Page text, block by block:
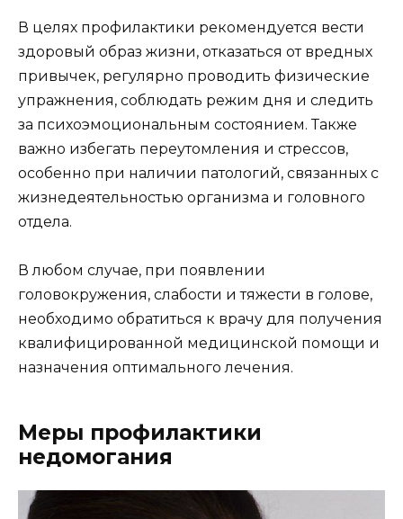
В целях профилактики рекомендуется вести
здоровый образ жизни, отказаться от вредных
привычек, регулярно проводить физические
упражнения, соблюдать режим дня и следить
за психоэмоциональным состоянием. Также
важно избегать переутомления и стрессов,
особенно при наличии патологий, связанных с
жизнедеятельностью организма и головного
отдела.
В любом случае, при появлении
головокружения, слабости и тяжести в голове,
необходимо обратиться к врачу для получения
квалифицированной медицинской помощи и
назначения оптимального лечения.
Меры профилактики
недомогания